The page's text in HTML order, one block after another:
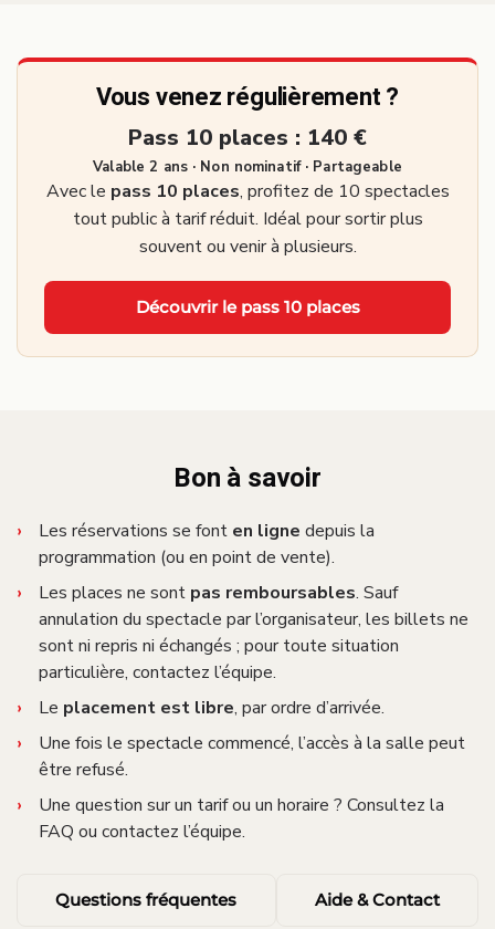
Vous venez régulièrement ?
Pass 10 places : 140 €
Valable 2 ans · Non nominatif · Partageable
Avec le pass 10 places, profitez de 10 spectacles
tout public à tarif réduit. Idéal pour sortir plus
souvent ou venir à plusieurs.
Découvrir le pass 10 places
Bon à savoir
Les réservations se font en ligne depuis la
programmation (ou en point de vente).
Les places ne sont pas remboursables. Sauf
annulation du spectacle par l’organisateur, les billets ne
sont ni repris ni échangés ; pour toute situation
particulière, contactez l’équipe.
Le placement est libre, par ordre d’arrivée.
Une fois le spectacle commencé, l’accès à la salle peut
être refusé.
Une question sur un tarif ou un horaire ? Consultez la
FAQ ou contactez l’équipe.
Questions fréquentes Aide & Contact